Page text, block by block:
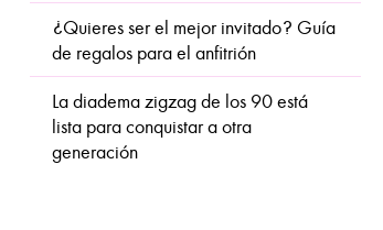
¿Quieres ser el mejor invitado? Guía
de regalos para el anfitrión
La diadema zigzag de los 90 está
lista para conquistar a otra
generación